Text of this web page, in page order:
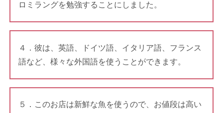
ロミラングを勉強することにしました。
４．彼は、英語、ドイツ語、イタリア語、フランス
語など、様々な外国語を使うことができます。
５．このお店は新鮮な魚を使うので、お値段は高い